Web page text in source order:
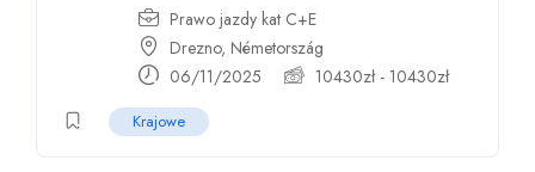
Prawo jazdy kat C+E
Drezno, Németország
06/11/2025
10430zł- 10430zł
Krajowe